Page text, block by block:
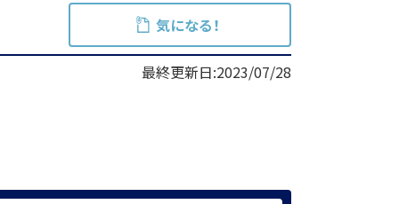
気になる！
最終更新日:2023/07/28